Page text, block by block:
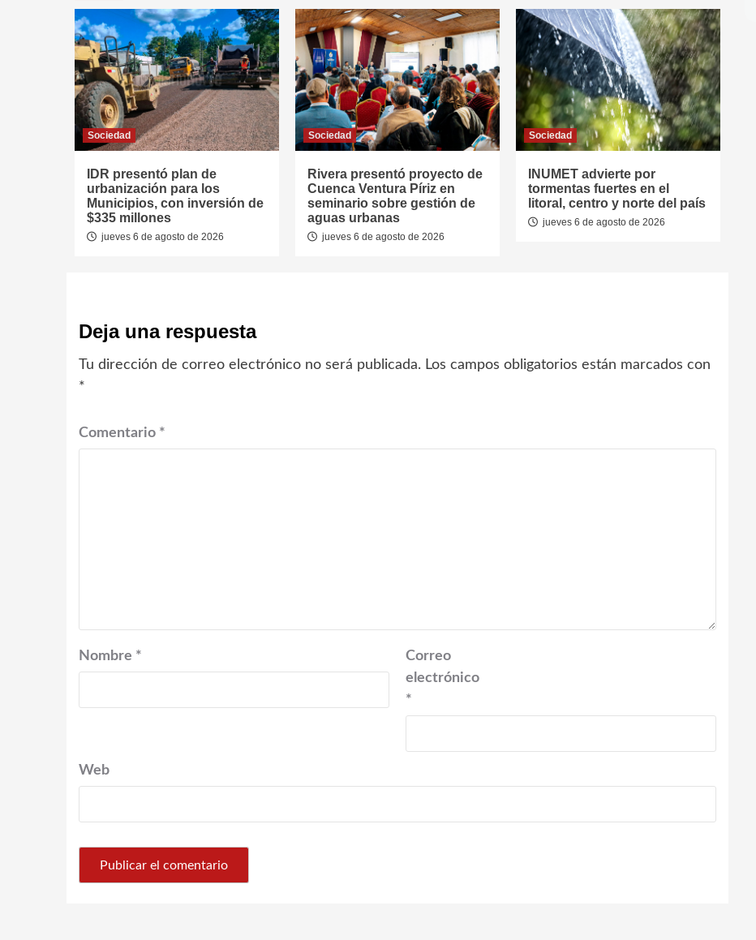
Sociedad
IDR presentó plan de
urbanización para los
Municipios, con inversión de
$335 millones
jueves 6 de agosto de 2026
Sociedad
Rivera presentó proyecto de
Cuenca Ventura Píriz en
seminario sobre gestión de
aguas urbanas
jueves 6 de agosto de 2026
Sociedad
INUMET advierte por
tormentas fuertes en el
litoral, centro y norte del país
jueves 6 de agosto de 2026
Deja una respuesta
Tu dirección de correo electrónico no será publicada. Los campos obligatorios están marcados con
*
Comentario *
Nombre *
Correo
electrónico
*
Web